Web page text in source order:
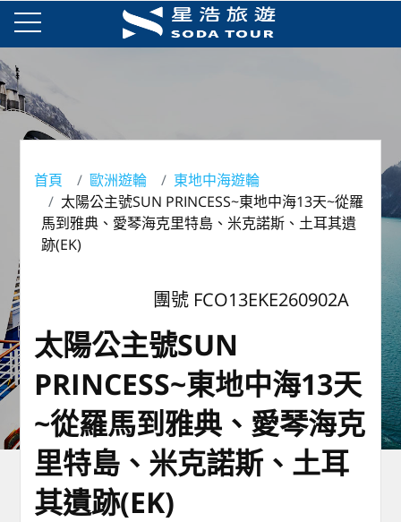
首頁 歐洲遊輪
東地中海遊輪
太陽公主號SUN PRINCESS~東地中海13天~從羅
馬到雅典、愛琴海克里特島、米克諾斯、土耳其遺
跡(EK)
團號 FCO13EKE260902A
太陽公主號SUN
PRINCESS~東地中海13天
~從羅馬到雅典、愛琴海克
里特島、米克諾斯、土耳
其遺跡(EK)